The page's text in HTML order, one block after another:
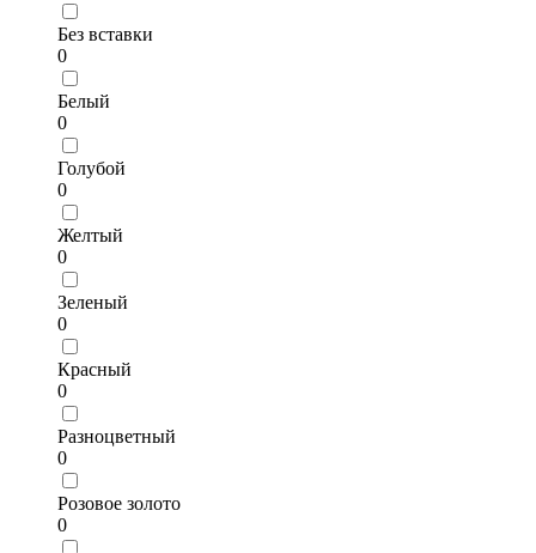
Без вставки
0
Белый
0
Голубой
0
Желтый
0
Зеленый
0
Красный
0
Разноцветный
0
Розовое золото
0